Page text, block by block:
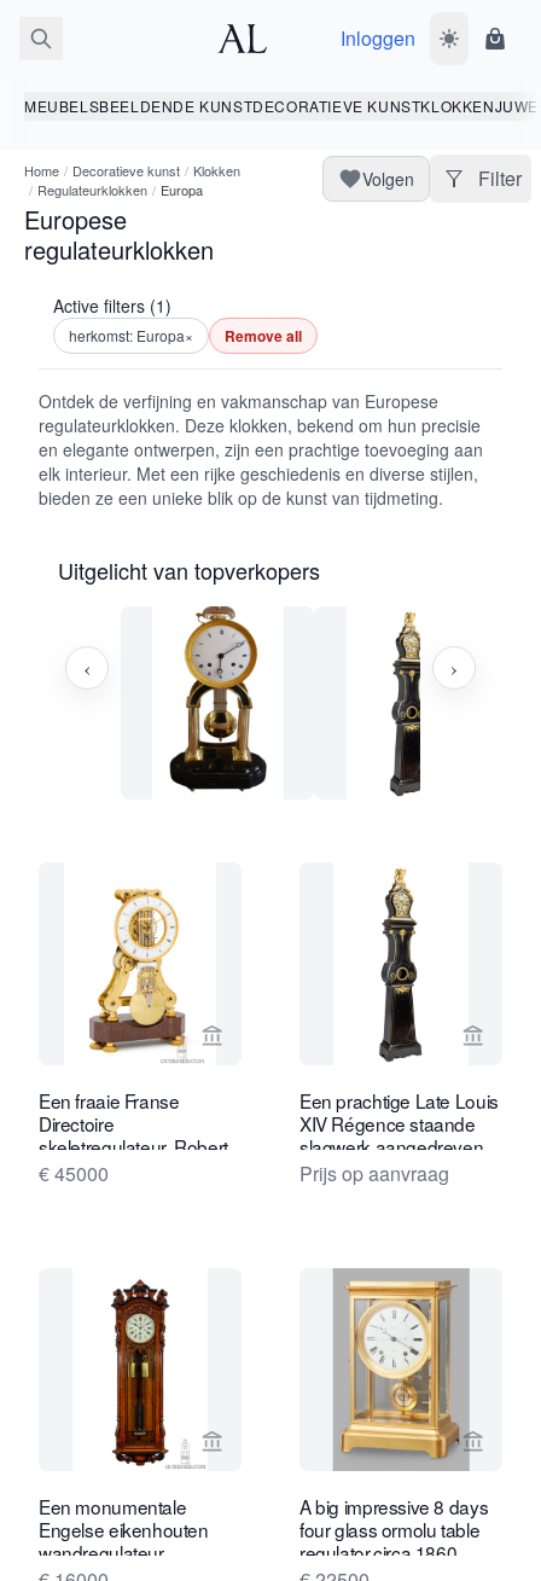
Inloggen Wissel
MEUBELSBEELDENDE KUNSTDECORATIEVE KUNSTKLOKKEN
Home / Decoratieve kunst / Klokken
/ Regulateurklokken / Europa
Europese
regulateurklokken
Volgen Filter
Active filters (1)
herkomst: Europa× Remove all
Ontdek de verfijning en vakmanschap van Europese
regulateurklokken. Deze klokken, bekend om hun precisie
en elegante ontwerpen, zijn een prachtige toevoeging aan
elk interieur. Met een rijke geschiedenis en diverse stijlen,
bieden ze een unieke blik op de kunst van tijdmeting.
Uitgelicht van topverkopers
‹ ›
Bekijk verkoperspagina van Gude &
Een fraaie Franse
Directoire
skeletregulateur, Robert
Robin, circa 1800
€ 45000
Bekijk
Een prachtige Late Louis
XIV Régence staande
slagwerk aangedreven
Franse wandregulator uit
circa 1720, ondertekend
Prijs op aanvraag
Bekijk verkoperspagina van Gude &
Een monumentale
Engelse eikenhouten
wandregulateur,
Amstrong Manchester,
Bekijk
A big impressive 8 days
four glass ormolu table
regulator.circa 1860
signed CHATOUREL A